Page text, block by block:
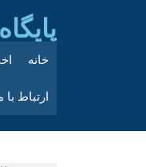
خانه
ارتباط با